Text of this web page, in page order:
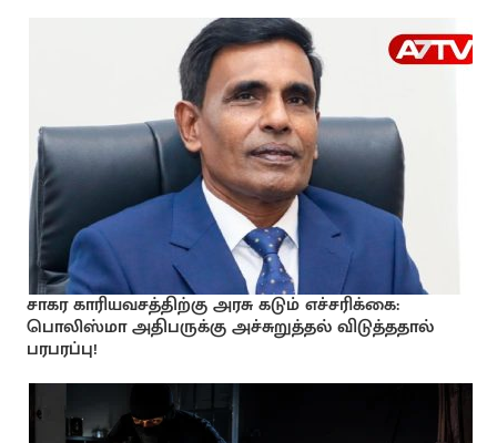
சாகர காரியவசத்திற்கு அரசு கடும் எச்சரிக்கை:
பொலிஸ்மா அதிபருக்கு அச்சுறுத்தல் விடுத்ததால்
பரபரப்பு!